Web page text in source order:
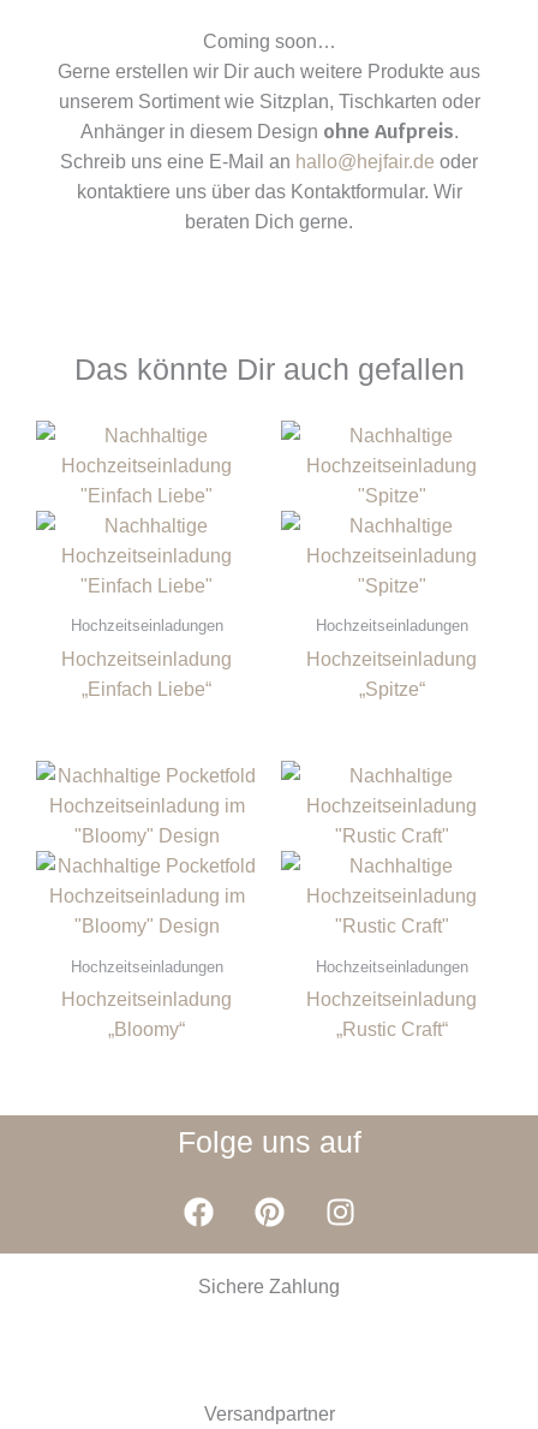
Coming soon…
Gerne erstellen wir Dir auch weitere Produkte aus
unserem Sortiment wie Sitzplan, Tischkarten oder
Anhänger in diesem Design ohne Aufpreis.
Schreib uns eine E-Mail an hallo@hejfair.de oder
kontaktiere uns über das Kontaktformular. Wir
beraten Dich gerne.
Das könnte Dir auch gefallen
Hochzeitseinladungen
Hochzeitseinladung
„Einfach Liebe“
Hochzeitseinladungen
Hochzeitseinladung
„Spitze“
Hochzeitseinladungen
Hochzeitseinladung
„Bloomy“
Hochzeitseinladungen
Hochzeitseinladung
„Rustic Craft“
Folge uns auf
F
a
c
e
k
P
i
n
t
s
I
n
s
t
Sichere Zahlung
Versandpartner